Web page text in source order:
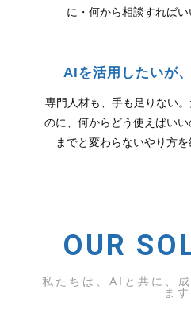
に・何から相談すればい
AIを活用したいが
専門人材も、手も足りない
のに、何からどう使えばい
までと変わらないやり方を
OUR
私たちは、AIと共に、
ます